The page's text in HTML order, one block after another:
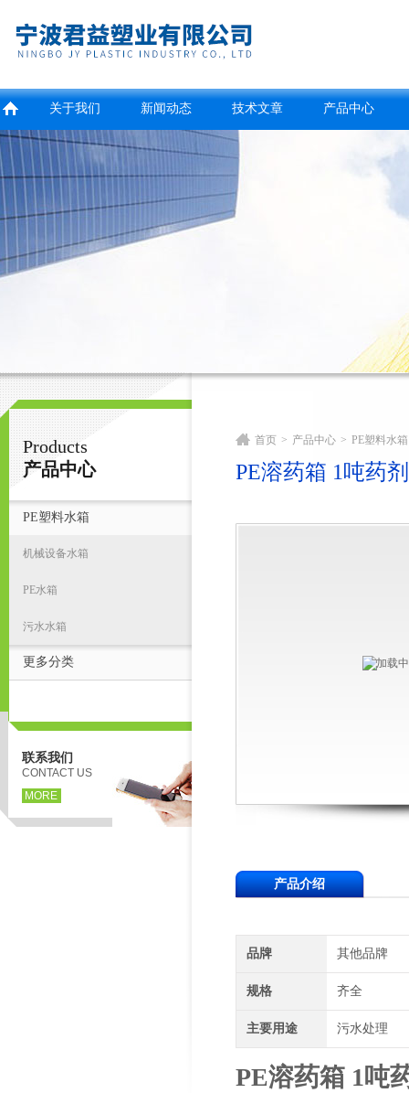
宁波君益塑业有限公司
关于我们 新闻动态 技术文章 产品中心
Products
产品中心
PE塑料水箱
机械设备水箱
PE水箱
污水水箱
更多分类
联系我们
CONTACT US
MORE
首页 > 产品中心 > PE塑料水箱
PE溶药箱 1吨药
产品介绍
品牌 其他品牌
规格 齐全
主要用途 污水处理
PE溶药箱 1吨